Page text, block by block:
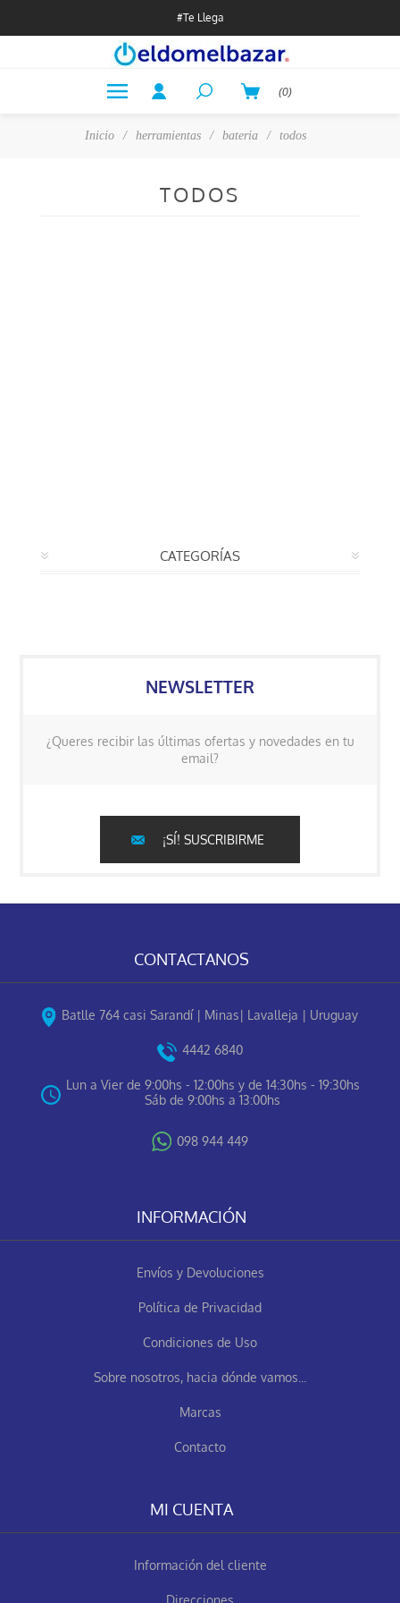
#Te Llega
(0)
Inicio / herramientas / bateria / todos
TODOS
CATEGORÍAS
NEWSLETTER
¿Queres recibir las últimas ofertas y novedades en tu
email?
¡SÍ! SUSCRIBIRME
CONTACTANOS
Batlle 764 casi Sarandí | Minas| Lavalleja | Uruguay
4442 6840
Lun a Vier de 9:00hs - 12:00hs y de 14:30hs - 19:30hs
Sáb de 9:00hs a 13:00hs
098 944 449
INFORMACIÓN
Envíos y Devoluciones
Política de Privacidad
Condiciones de Uso
Sobre nosotros, hacia dónde vamos...
Marcas
Contacto
MI CUENTA
Información del cliente
Direcciones